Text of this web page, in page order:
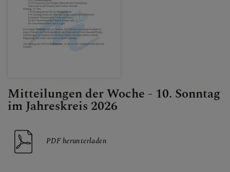
Mitteilungen der Woche - 10. Sonntag
im Jahreskreis 2026
PDF herunterladen